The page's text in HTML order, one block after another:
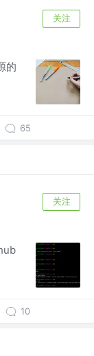
关注
的
65
关注
10